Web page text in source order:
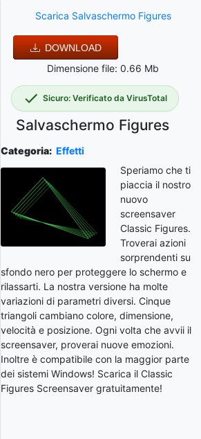
Scarica Salvaschermo Figures
DOWNLOAD
Dimensione file: 0.66 Mb
Sicuro: Verificato da VirusTotal
Salvaschermo Figures
Categoria: Effetti
Speriamo che ti
piaccia il nostro
nuovo
screensaver
Classic Figures.
Troverai azioni
sorprendenti su
sfondo nero per proteggere lo schermo e
rilassarti. La nostra versione ha molte
variazioni di parametri diversi. Cinque
triangoli cambiano colore, dimensione,
velocità e posizione. Ogni volta che avvii il
screensaver, proverai nuove emozioni.
Inoltre è compatibile con la maggior parte
dei sistemi Windows! Scarica il Classic
Figures Screensaver gratuitamente!